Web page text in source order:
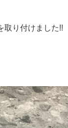
取り付けました!!